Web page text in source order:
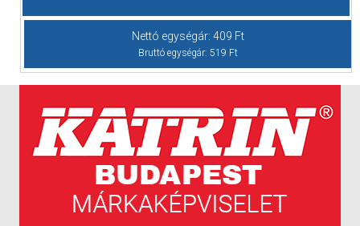
Nettó egységár: 409 Ft
Bruttó egységár: 519 Ft